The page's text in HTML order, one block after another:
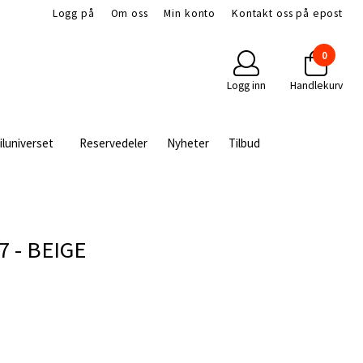
Logg på Om oss Min konto Kontakt oss på epost
Logg inn
0
Handlekurv
Reservedeler Nyheter Tilbud
- BEIGE